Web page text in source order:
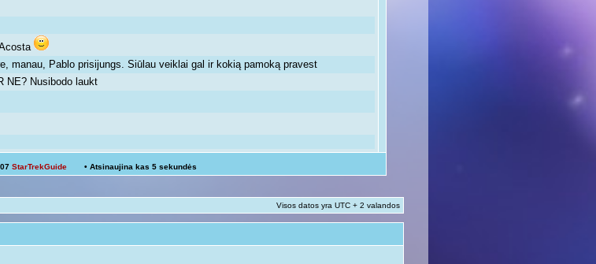
manau, Pablo prisijungs. Siūlau veiklai gal ir kokią pamoką pravest
NE? Nusibodo laukt
nuo mokslų
StarTrekGuide • Atsinaujina kas5 sekundės
Visos datos yra UTC + 2 valandos